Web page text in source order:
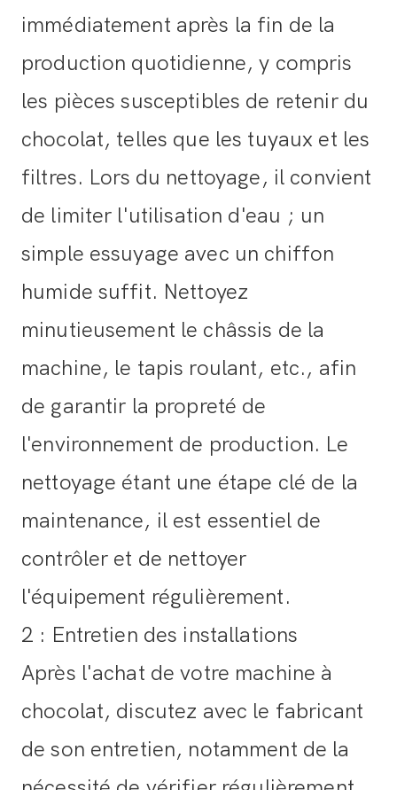
immédiatement après la fin de la
production quotidienne, y compris
les pièces susceptibles de retenir du
chocolat, telles que les tuyaux et les
filtres. Lors du nettoyage, il convient
de limiter l'utilisation d'eau ; un
simple essuyage avec un chiffon
humide suffit. Nettoyez
minutieusement le châssis de la
machine, le tapis roulant, etc., afin
de garantir la propreté de
l'environnement de production. Le
nettoyage étant une étape clé de la
maintenance, il est essentiel de
contrôler et de nettoyer
l'équipement régulièrement.
2 : Entretien des installations
Après l'achat de votre machine à
chocolat, discutez avec le fabricant
de son entretien, notamment de la